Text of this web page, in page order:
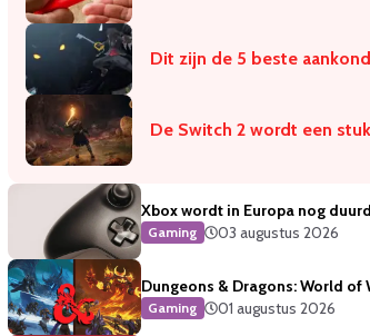
Dit zijn de 5 beste
De Switch 2 wordt een
Xbox wordt in Europa nog
Gaming 03 augustus 2026
Dungeons & Dragons: World
Gaming 01 augustus 2026